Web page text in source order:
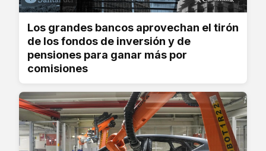
Los grandes bancos aprovechan el tirón
de los fondos de inversión y de
pensiones para ganar más por
comisiones